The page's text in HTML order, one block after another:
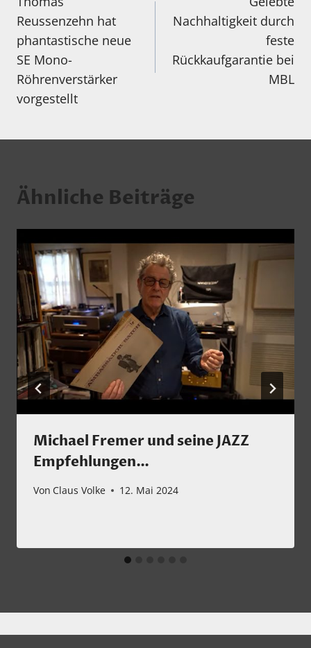
Reussenzehn hat
phantastische neue
SE Mono-
Röhrenverstärker
vorgestellt
Nachhaltigkeit durch
feste
Rückkaufgarantie bei
MBL
Ähnliche Beiträge
Michael Fremer und seine JAZZ
Empfehlungen…
Von Claus Volke 12. Mai 2024